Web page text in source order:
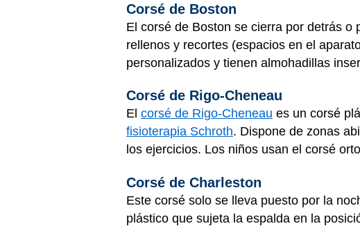
Corsé de Boston
El corsé de Boston se cierra por detrás
rellenos y recortes (espacios en el
personalizados y tienen almohadillas
Corsé de Rigo-Cheneau
El corsé de Rigo-Cheneau es un corsé
fisioterapia Schroth. Dispone de zonas
los ejercicios. Los niños usan el corsé
Corsé de Charleston
Este corsé solo se lleva puesto por la
plástico que sujeta la espalda en la